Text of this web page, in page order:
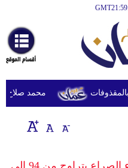
أخبارعاجلة
رياضة
ثقافة
إقتصاد
وموسيقى
محمد صلاح يصل
عدد القتلى في سورية منذ بدء الصراع يتراوح من 94 إلى